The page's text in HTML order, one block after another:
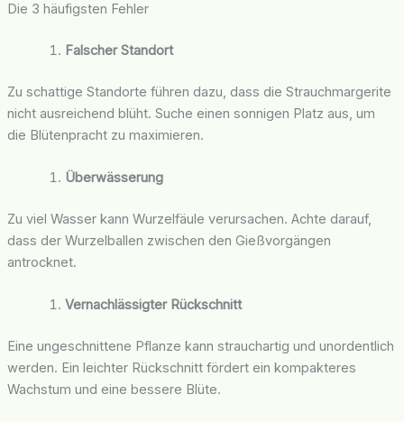
Die 3 häufigsten Fehler
Falscher Standort
Zu schattige Standorte führen dazu, dass die Strauchmargerite
nicht ausreichend blüht. Suche einen sonnigen Platz aus, um
die Blütenpracht zu maximieren.
Überwässerung
Zu viel Wasser kann Wurzelfäule verursachen. Achte darauf,
dass der Wurzelballen zwischen den Gießvorgängen
antrocknet.
Vernachlässigter Rückschnitt
Eine ungeschnittene Pflanze kann strauchartig und unordentlich
werden. Ein leichter Rückschnitt fördert ein kompakteres
Wachstum und eine bessere Blüte.